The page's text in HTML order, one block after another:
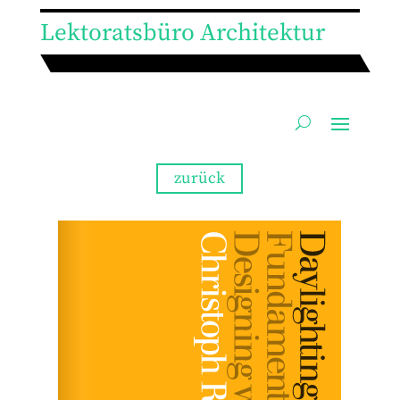
Lektoratsbüro Architektur
zurück